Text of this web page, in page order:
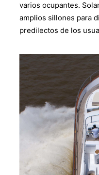
varios ocupantes.
amplios sillones para
predilectos de los